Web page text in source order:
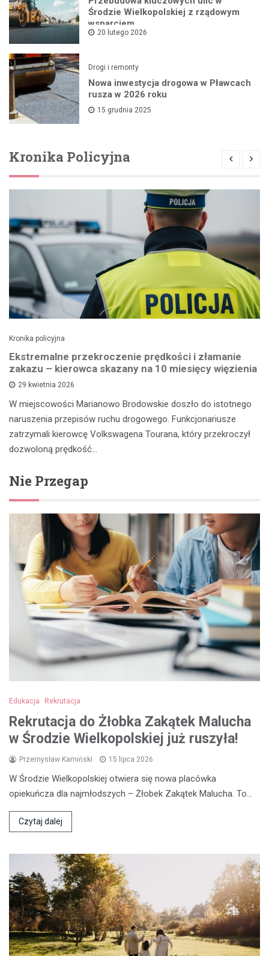
Środzie Wielkopolskiej z rządowym
wsparciem
20 lutego 2026
Drogi i remonty
Nowa inwestycja drogowa w Pławcach
rusza w 2026 roku
15 grudnia 2025
Kronika Policyjna
Kronika policyjna
Ekstremalne przekroczenie prędkości i złamanie
zakazu – kierowca skazany na 10 miesięcy więzienia
29 kwietnia 2026
W miejscowości Marianowo Brodowskie doszło do istotnego
naruszenia przepisów ruchu drogowego. Funkcjonariusze
zatrzymali kierowcę Volkswagena Tourana, który przekroczył
dozwoloną prędkość…
Nie Przegap
Edukacja Rekrutacja
Rekrutacja do Żłobka Zakątek Malucha
w Środzie Wielkopolskiej już ruszyła!
Przemysław Kamiński 15 lipca 2026
W Środzie Wielkopolskiej otwiera się nowa placówka
opiekuńcza dla najmłodszych – Żłobek Zakątek Malucha. To…
Czytaj dalej